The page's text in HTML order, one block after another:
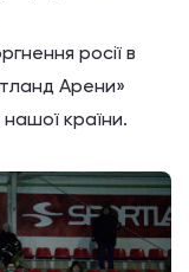
росії в
Арени»
країни.